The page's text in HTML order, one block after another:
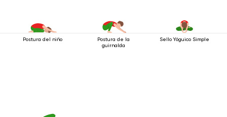
Postura del niño
Postura de la
guirnalda
Sello Yóguico Simple